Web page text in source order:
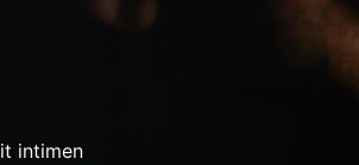
intimen